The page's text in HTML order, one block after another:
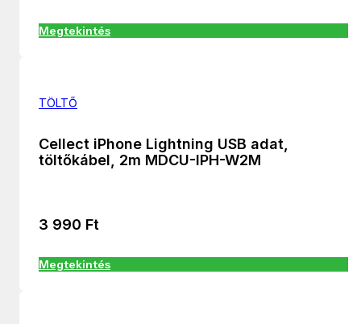
Megtekintés
TÖLTŐ
Cellect iPhone Lightning USB adat,
töltőkábel, 2m MDCU-IPH-W2M
3 990 Ft
Megtekintés